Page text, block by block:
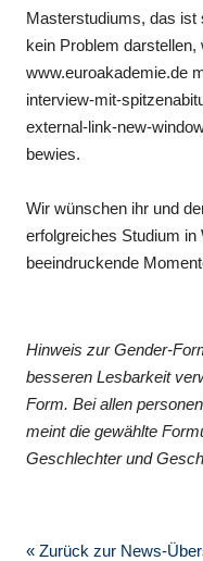
Masterstudiums, das ist
kein Problem
www.euroakademie.de
interview-mit-
external-link-new-
bewies.
Wir wünschen ihr und
erfolgreiches Studium in
beeindruckende
Hinweis zur Gender-
besseren Lesbarkeit
Form. Bei allen
meint die gewählte
Geschlechter und
« Zurück zur News-